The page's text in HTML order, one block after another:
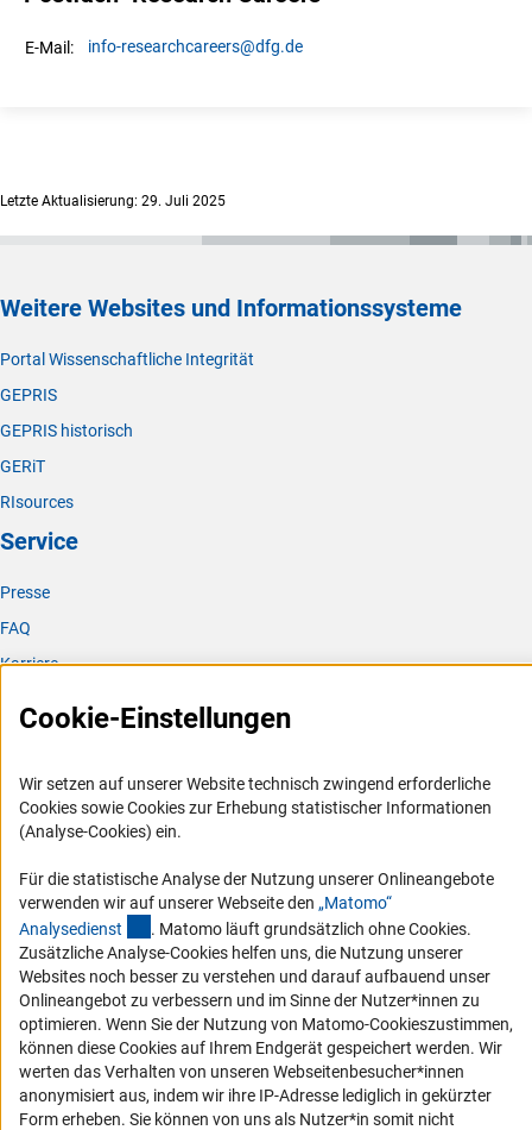
E-Mail: info-researchcareers@dfg.de
Letzte Aktualisierung: 29. Juli 2025
Weitere Websites und Informationssysteme
Portal Wissenschaftliche Integrität
GEPRIS
GEPRIS historisch
GERiT
RIsources
Service
Presse
FAQ
Karriere
Vergabeverfahren
Barrierefreiheit
Service und Informationen für Menschen mit Behinderungen
Erklärung zur Barrierefreiheit
Barriere melden
DFG-aktuell
Erhalten Sie Neuigkeiten aus der DFG direkt in Ihr Mailpostfach oder
schauen Sie sich die Ausgaben online an.
Cookie-Einstellungen
Wir setzen auf unserer Website technisch zwingend erforderliche
Cookies sowie Cookies zur Erhebung statistischer Informationen
(Analyse-Cookies) ein.
Für die statistische Analyse der Nutzung unserer Onlineangebote
verwenden wir auf unserer Webseite den „Matomo“
Analysedienst (externer Link)
. Matomo läuft grundsätzlich ohne Cookies.
Zusätzliche Analyse-Cookies helfen uns, die Nutzung unserer
Websites noch besser zu verstehen und darauf aufbauend unser
Onlineangebot zu verbessern und im Sinne der Nutzer*innen zu
optimieren. Wenn Sie der Nutzung von Matomo-Cookieszustimmen,
können diese Cookies auf Ihrem Endgerät gespeichert werden. Wir
werten das Verhalten von unseren Webseitenbesucher*innen
anonymisiert aus, indem wir ihre IP-Adresse lediglich in gekürzter
Form erheben. Sie können von uns als Nutzer*in somit nicht